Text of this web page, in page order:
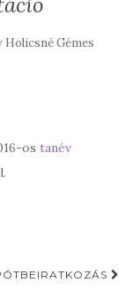
Holicsné Gémes
os tanév